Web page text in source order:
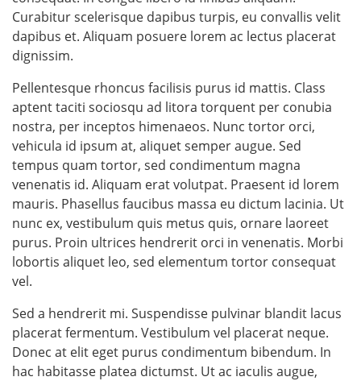
Curabitur scelerisque dapibus turpis, eu convallis velit
dapibus et. Aliquam posuere lorem ac lectus placerat
dignissim.
Pellentesque rhoncus facilisis purus id mattis. Class
aptent taciti sociosqu ad litora torquent per conubia
nostra, per inceptos himenaeos. Nunc tortor orci,
vehicula id ipsum at, aliquet semper augue. Sed
tempus quam tortor, sed condimentum magna
venenatis id. Aliquam erat volutpat. Praesent id lorem
mauris. Phasellus faucibus massa eu dictum lacinia. Ut
nunc ex, vestibulum quis metus quis, ornare laoreet
purus. Proin ultrices hendrerit orci in venenatis. Morbi
lobortis aliquet leo, sed elementum tortor consequat
vel.
Sed a hendrerit mi. Suspendisse pulvinar blandit lacus
placerat fermentum. Vestibulum vel placerat neque.
Donec at elit eget purus condimentum bibendum. In
hac habitasse platea dictumst. Ut ac iaculis augue,